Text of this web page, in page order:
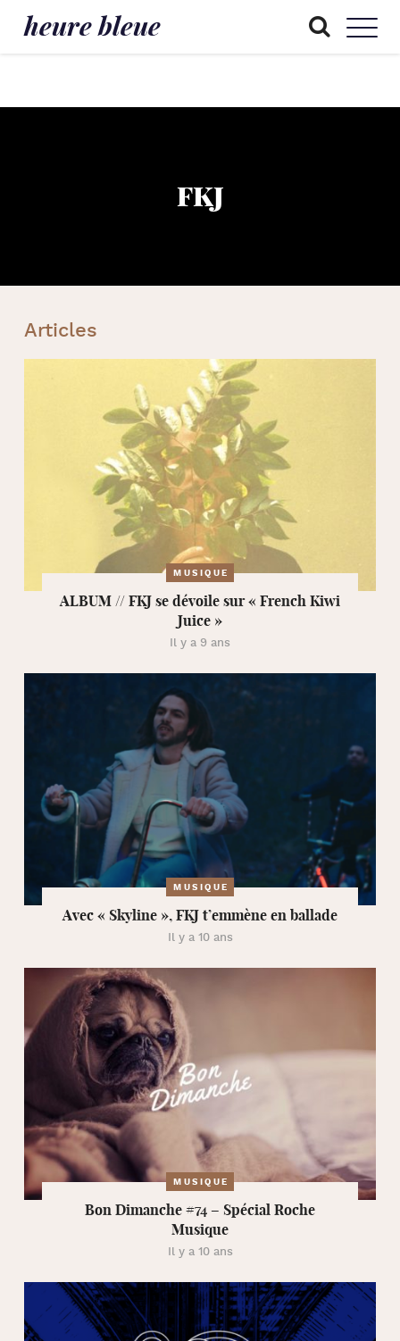
heure bleue
FKJ
Articles
MUSIQUE
ALBUM // FKJ se dévoile sur « French Kiwi
Juice »
Il y a 9 ans
MUSIQUE
Avec « Skyline », FKJ t’emmène en ballade
Il y a 10 ans
MUSIQUE
Bon Dimanche #74 – Spécial Roche
Musique
Il y a 10 ans